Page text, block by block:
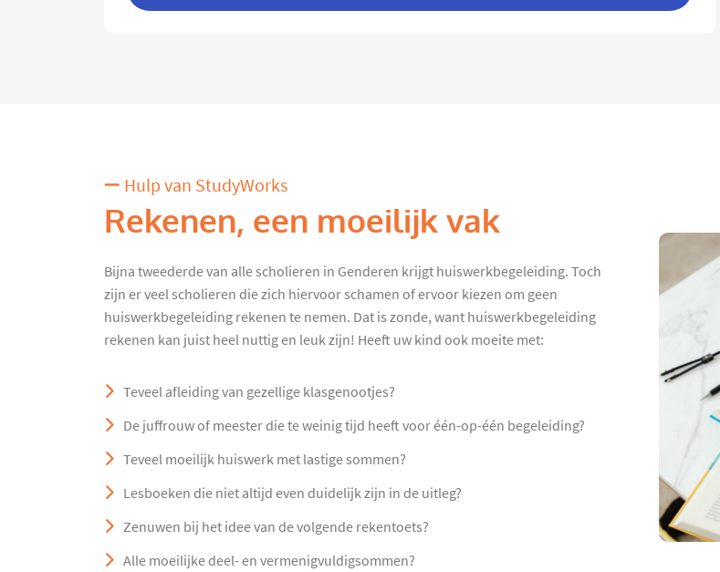
Hulp van StudyWorks
Rekenen, een moeilijk vak
Bijna tweederde van alle scholieren in Genderen krijgt huiswerkbegeleiding. Toch
zijn er veel scholieren die zich hiervoor schamen of ervoor kiezen om geen
huiswerkbegeleiding rekenen te nemen. Dat is zonde, want huiswerkbegeleiding
rekenen kan juist heel nuttig en leuk zijn! Heeft uw kind ook moeite met:
Teveel afleiding van gezellige klasgenootjes?
De juffrouw of meester die te weinig tijd heeft voor één-op-één begeleiding?
Teveel moeilijk huiswerk met lastige sommen?
Lesboeken die niet altijd even duidelijk zijn in de uitleg?
Zenuwen bij het idee van de volgende rekentoets?
Alle moeilijke deel- en vermenigvuldigsommen?